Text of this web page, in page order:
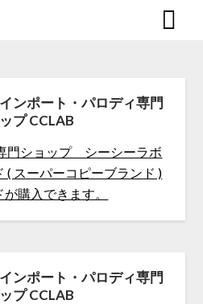
ンポート・パロディ専門
プ CCLAB
ンポート・パロディ専門
プ CCLAB